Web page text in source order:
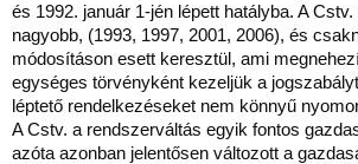
és 1992. január 1-jén lépett hatályba. A
nagyobb, (1993, 1997, 2001, 2006), és
módosításon esett keresztül, ami
egységes törvényként kezeljük a
léptető rendelkezéseket nem könnyű
A Cstv. a rendszerváltás egyik fontos
azóta azonban jelentősen változott a